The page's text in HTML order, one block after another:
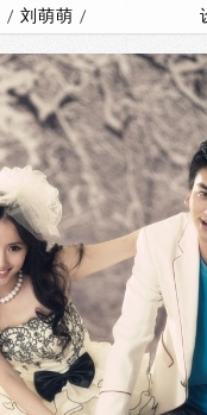
/ 刘萌萌 /